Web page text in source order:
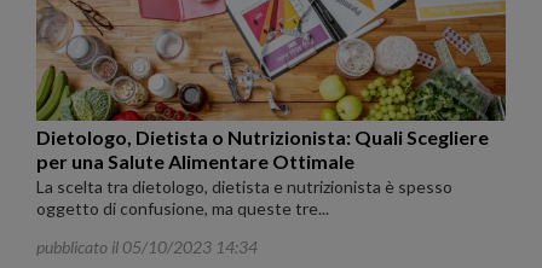
Dietologo, Dietista o Nutrizionista: Quali Scegliere
per una Salute Alimentare Ottimale
La scelta tra dietologo, dietista e nutrizionista è spesso
oggetto di confusione, ma queste tre...
pubblicato il 05/10/2023 14:34